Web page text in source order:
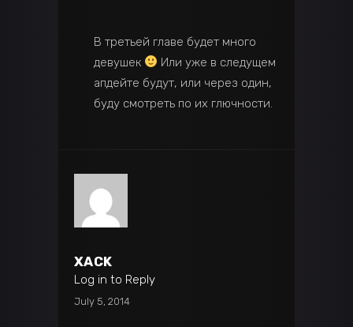
В третьей главе будет много
девушек
Или уже в следущем
апдейте будут, или через один,
буду смотреть по их глючности.
XACK
Log in to Reply
July 5, 2014